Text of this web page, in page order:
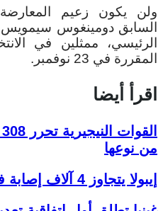
ولن يكون زعيم
السابق دومينغوس سيمويس
الرئيسي، ممثلين في
المقررة في 23 نوفمبر.
اقرأ أيضا
من نوعها
إيبولا يتجاوز 4 آلاف إصابة في الكونغو الديمقراطية